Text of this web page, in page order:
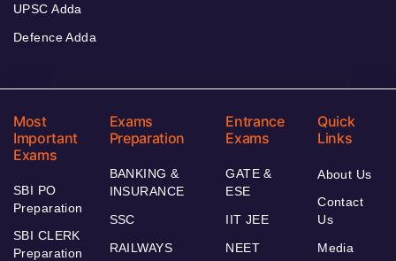
UPSC Adda
Defence Adda
Most
Important
Exams
SBI PO
Preparation
SBI CLERK
Preparation
Exams
Preparation
BANKING &
INSURANCE
SSC
RAILWAYS
Entrance
Exams
GATE &
ESE
IIT JEE
NEET
Quick
Links
About Us
Contact
Us
Media